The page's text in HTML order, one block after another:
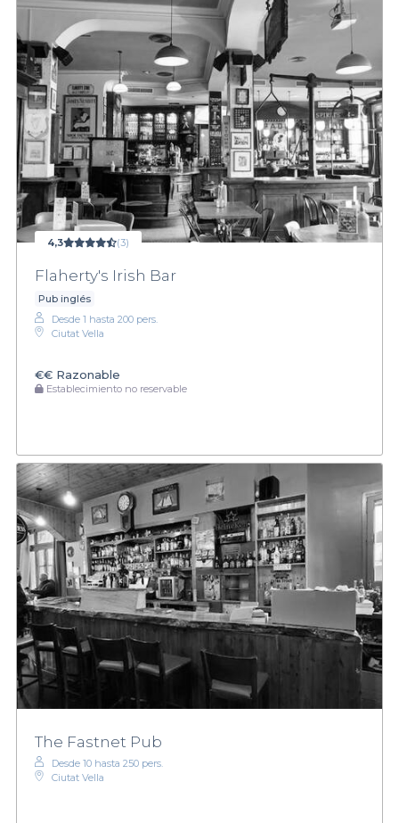
4,3 (3)
Flaherty's Irish Bar
Pub inglés
Desde 1 hasta 200 pers.
Ciutat Vella
€€ Razonable
Establecimiento no reservable
The Fastnet Pub
Desde 10 hasta 250 pers.
Ciutat Vella